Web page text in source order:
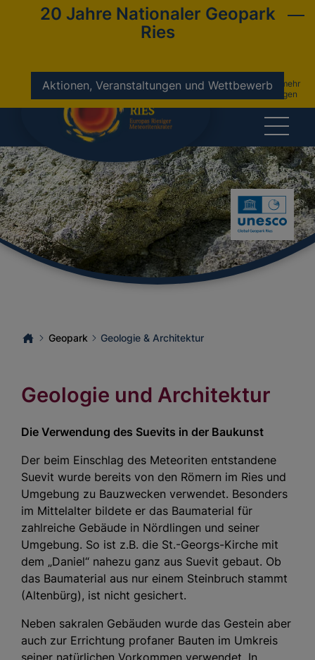
20 Jahre Nationaler Geopark
Ries
Aktionen, Veranstaltungen und Wettbewerbnicht mehr
anzeigen
Geologie & Architektur
Geopark
Geologie und Architektur
Die Verwendung des Suevits in der Baukunst
Der beim Einschlag des Meteoriten entstandene
Suevit wurde bereits von den Römern im Ries und
Umgebung zu Bauzwecken verwendet. Besonders
im Mittelalter bildete er das Baumaterial für
zahlreiche Gebäude in Nördlingen und seiner
Umgebung. So ist z.B. die St.-Georgs-Kirche mit
dem „Daniel“ nahezu ganz aus Suevit gebaut. Ob
das Baumaterial aus nur einem Steinbruch stammt
(Altenbürg), ist nicht gesichert.
Neben sakralen Gebäuden wurde das Gestein aber
auch zur Errichtung profaner Bauten im Umkreis
seiner natürlichen Vorkommen verwendet. In